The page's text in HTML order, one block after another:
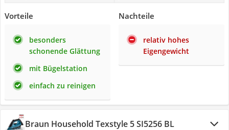
Vorteile
besonders
schonende Glättung
mit Bügelstation
einfach zu reinigen
Nachteile
relativ hohes
Eigengewicht
Braun Household Texstyle 5 SI5256 BL